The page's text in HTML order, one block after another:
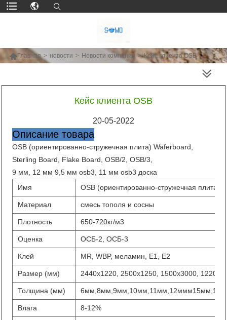
Главная > новости > Новости компании > Кейс клиента OSB
Кейс клиента OSB
20-05-2022
Описание товара
OSB (ориентированно-стружечная плита) Waferboard,
Sterling Board, Flake Board, OSB/2, OSB/3,
9 мм, 12 мм 9,5 мм osb3, 11 мм osb3 доска
Имя
OSB (ориентированно-стружечная плита)
Материал смесь тополя и сосны
Плотность 650-720кг/м3
Оценка ОСБ-2, ОСБ-3
Клей MR, WBP, меламин, E1, E2
Размер (мм) 2440x1220, 2500x1250, 1500x3000,
Толщина (мм)
Влага 8-12%